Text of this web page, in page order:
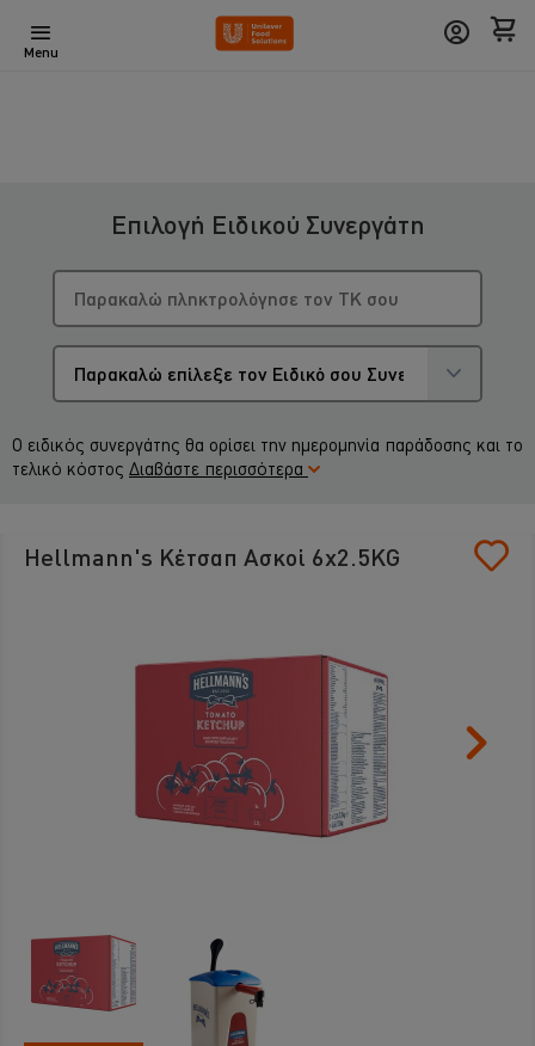
Menu
Επιλογή Ειδικού Συνεργάτη
Ο ειδικός συνεργάτης θα ορίσει την ημερομηνία παράδοσης και το
τελικό κόστος Διαβάστε περισσότερα
Hellmann's Κέτσαπ Ασκοί 6x2.5KG